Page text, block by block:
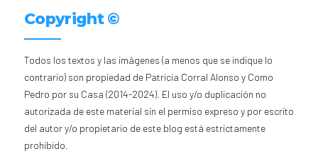
Copyright ©
Todos los textos y las imágenes (a menos que se indique lo
contrario) son propiedad de Patricia Corral Alonso y Como
Pedro por su Casa (2014-2024). El uso y/o duplicación no
autorizada de este material sin el permiso expreso y por escrito
del autor y/o propietario de este blog está estrictamente
prohibido.